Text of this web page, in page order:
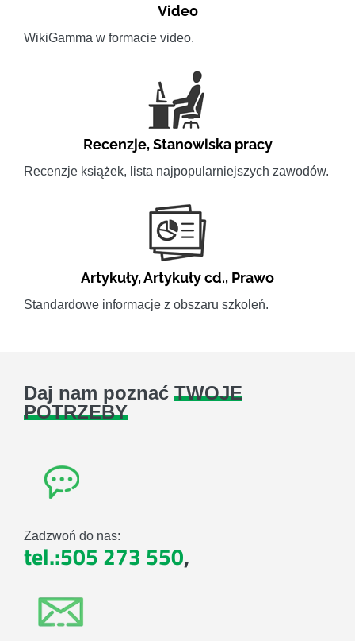
Video
WikiGamma w formacie video.
Recenzje,Stanowiska pracy
Recenzje książek, lista najpopularniejszych zawodów.
Artykuły,Artykuły cd., Prawo
Standardowe informacje z obszaru szkoleń.
Daj nam poznać TWOJE
POTRZEBY
Zadzwoń do nas:
tel.:505 273 550,